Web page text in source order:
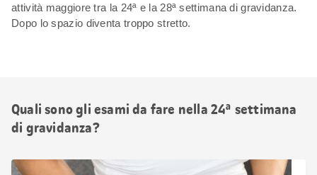
attività maggiore tra la 24ª e la 28ª settimana di gravidanza.
Dopo lo spazio diventa troppo stretto.
Quali sono gli esami da fare nella 24ª settimana
di gravidanza?